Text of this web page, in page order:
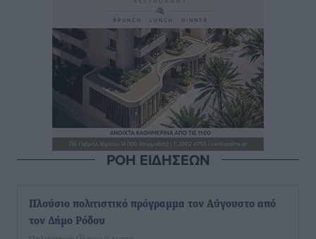
ΡΟΗ ΕΙΔΗΣΕΩΝ
Πλούσιο πολιτιστικό πρόγραμμα τον Αύγουστο από
τον Δήμο Ρόδου